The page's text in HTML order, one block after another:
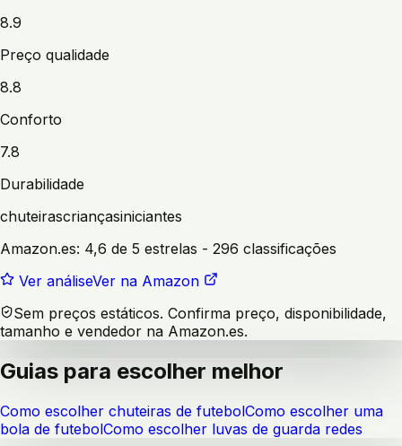
8.9
Preço qualidade
8.8
Conforto
7.8
Durabilidade
chuteirascriançasiniciantes
Amazon.es: 4,6 de 5 estrelas - 296 classificações
Ver análiseVer na Amazon
Sem preços estáticos. Confirma preço, disponibilidade,
tamanho e vendedor na Amazon.es.
Guias para escolher melhor
Como escolher chuteiras de futebolComo escolher uma
bola de futebolComo escolher luvas de guarda redes